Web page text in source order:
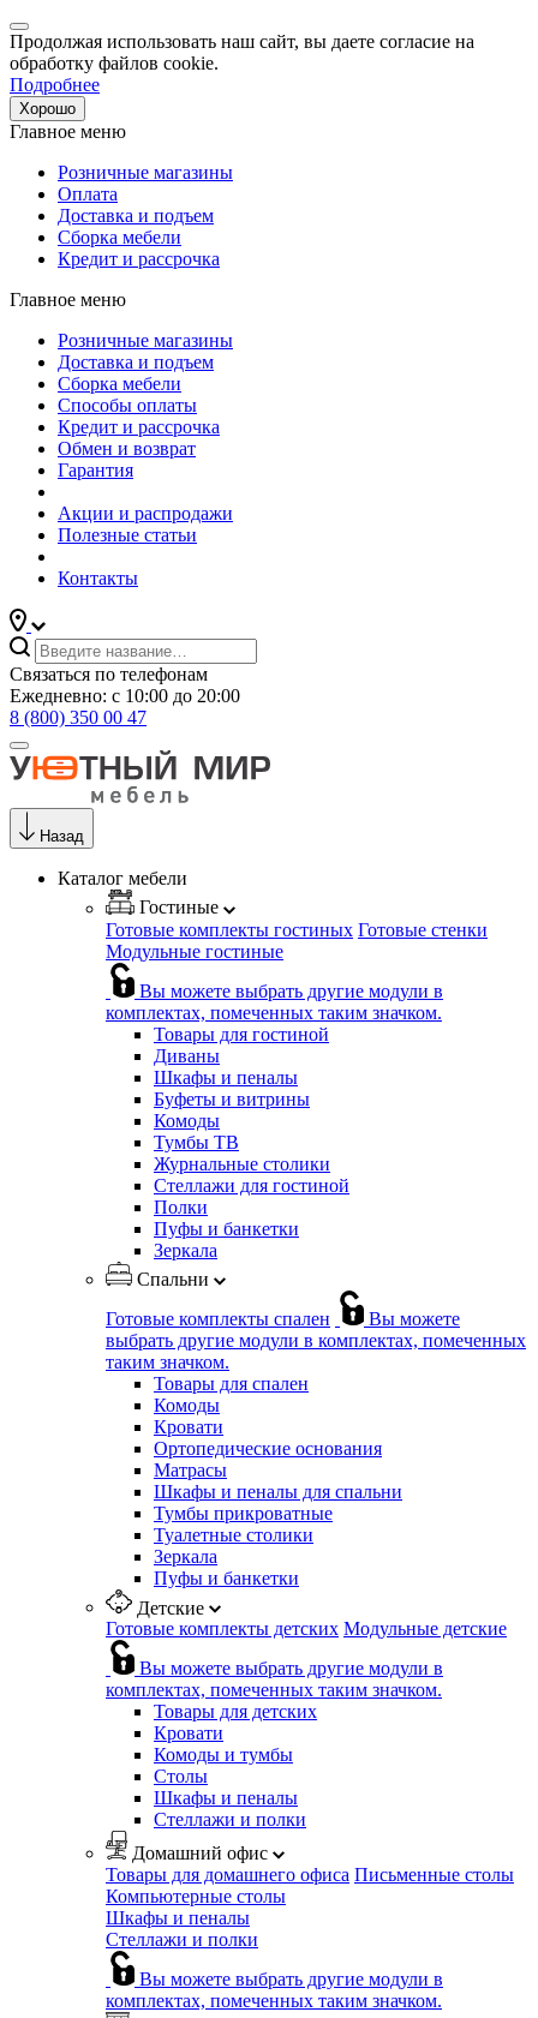
Продолжая использовать наш сайт, вы даете согласие на
обработку файлов cookie.
Подробнее
Хорошо
Главное меню
Розничные магазины
Оплата
Доставка и подъем
Сборка мебели
Кредит и рассрочка
Главное меню
Розничные магазины
Доставка и подъем
Сборка мебели
Способы оплаты
Кредит и рассрочка
Обмен и возврат
Гарантия
Акции и распродажи
Полезные статьи
Контакты
Связаться по телефонам
Ежедневно: с 10:00 до 20:00
8 (800) 350 00 47
Назад
Каталог мебели
Гостиные
Готовые комплекты гостиных Готовые стенки
Модульные гостиные
Вы можете выбрать другие модули в
комплектах, помеченных таким значком.
Товары для гостиной
Диваны
Шкафы и пеналы
Буфеты и витрины
Комоды
Тумбы ТВ
Журнальные столики
Стеллажи для гостиной
Полки
Пуфы и банкетки
Зеркала
Спальни
Готовые комплекты спален
Вы можете
выбрать другие модули в комплектах, помеченных
таким значком.
Товары для спален
Комоды
Кровати
Ортопедические основания
Матрасы
Шкафы и пеналы для спальни
Тумбы прикроватные
Туалетные столики
Зеркала
Пуфы и банкетки
Детские
Готовые комплекты детских Модульные детские
Вы можете выбрать другие модули в
комплектах, помеченных таким значком.
Товары для детских
Кровати
Комоды и тумбы
Столы
Шкафы и пеналы
Стеллажи и полки
Домашний офис
Товары для домашнего офиса Письменные столы
Компьютерные столы
Шкафы и пеналы
Стеллажи и полки
Вы можете выбрать другие модули в
комплектах, помеченных таким значком.